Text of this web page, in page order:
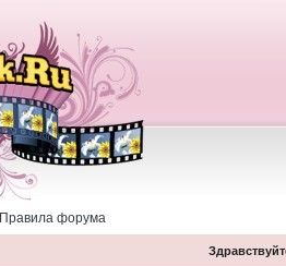
Правила форума